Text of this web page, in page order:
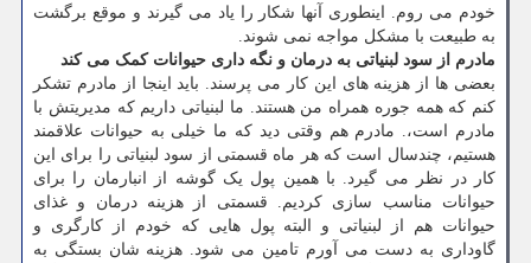
خودم می روم. اینطوری آنها شکار را یاد می گیرند و موقع برگشت
به طبیعت با مشکل مواجه نمی شوند.
مادرم از سود لبنیاتی به درمان و نگه داری حیوانات کمک می کند
بعضی ها از هزینه های این کار می پرسند. باید اینجا از مادرم تشکر
کنم که همه جوره همراه من هستند. ما لبنیاتی داریم که مدیریتش با
مادرم است،. مادرم هم وقتی دید که ما خیلی به حیوانات علاقمند
هستیم، چندسال است که هر ماه قسمتی از سود لبنیاتی را برای این
کار در نظر می گیرد. با همین پول یک گوشه از انبارمان را برای
حیوانات مناسب سازی کردیم. قسمتی از هزینه درمان و غذای
حیوانات هم از لبنیاتی و البته پول هایی که خودم از کارگری و
گاوداری به دست می آورم تامین می شود. هزینه شان بستگی به